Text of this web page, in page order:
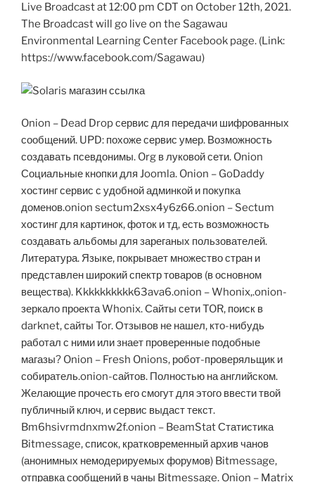
Live Broadcast at 12:00 pm CDT on October 12th, 2021.
The Broadcast will go live on the Sagawau
Environmental Learning Center Facebook page. (Link:
https://www.facebook.com/Sagawau)
Onion – Dead Drop сервис для передачи шифрованных
сообщений. UPD: похоже сервис умер. Возможность
создавать псевдонимы. Org в луковой сети. Onion
Социальные кнопки для Joomla. Onion – GoDaddy
хостинг сервис с удобной админкой и покупка
доменов.onion sectum2xsx4y6z66.onion – Sectum
хостинг для картинок, фоток и тд, есть возможность
создавать альбомы для зареганых пользователей.
Литература. Языке, покрывает множество стран и
представлен широкий спектр товаров (в основном
вещества). Kkkkkkkkkk63ava6.onion – Whonix,.onion-
зеркало проекта Whonix. Сайты сети TOR, поиск в
darknet, сайты Tor. Отзывов не нашел, кто-нибудь
работал с ними или знает проверенные подобные
магазы? Onion – Fresh Onions, робот-проверяльщик и
собиратель.onion-сайтов. Полностью на английском.
Желающие прочесть его смогут для этого ввести твой
публичный ключ, и сервис выдаст текст.
Bm6hsivrmdnxmw2f.onion – BeamStat Статистика
Bitmessage, список, кратковременный архив чанов
(анонимных немодерируемых форумов) Bitmessage,
отправка сообщений в чаны Bitmessage. Onion – Matrix